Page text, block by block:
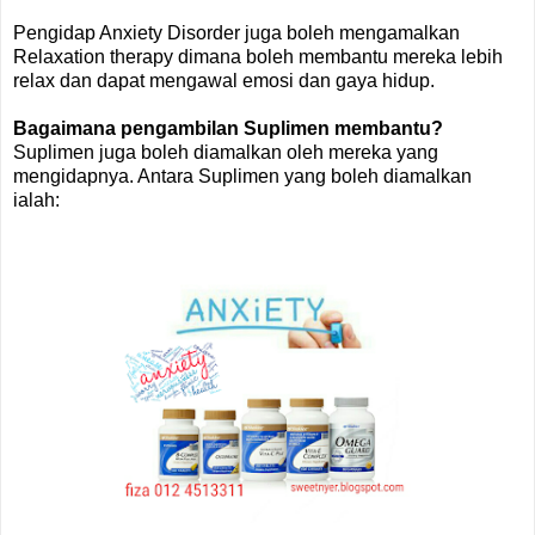
Pengidap Anxiety Disorder juga boleh mengamalkan
Relaxation therapy dimana boleh membantu mereka lebih
relax dan dapat mengawal emosi dan gaya hidup.
Bagaimana pengambilan Suplimen membantu?
Suplimen juga boleh diamalkan oleh mereka yang
mengidapnya. Antara Suplimen yang boleh diamalkan
ialah: